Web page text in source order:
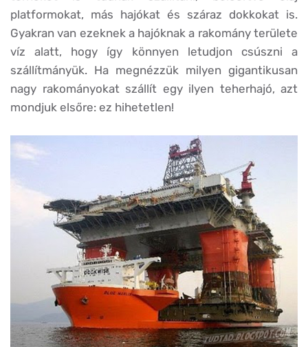
platformokat, más hajókat és száraz dokkokat is.
Gyakran van ezeknek a hajóknak a rakomány területe
víz alatt, hogy így könnyen letudjon csúszni a
szállítmányük. Ha megnézzük milyen gigantikusan
nagy rakományokat szállít egy ilyen teherhajó, azt
mondjuk elsőre: ez hihetetlen!